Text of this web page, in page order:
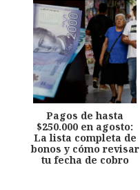
Pagos de hasta
$250.000 en agosto:
La lista completa de
bonos y cómo revisar
tu fecha de cobro